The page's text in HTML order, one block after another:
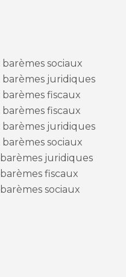
sociaux
barèmes juridiques
fiscaux
fiscaux
barèmes juridiques
sociaux
juridiques
fiscaux
sociaux